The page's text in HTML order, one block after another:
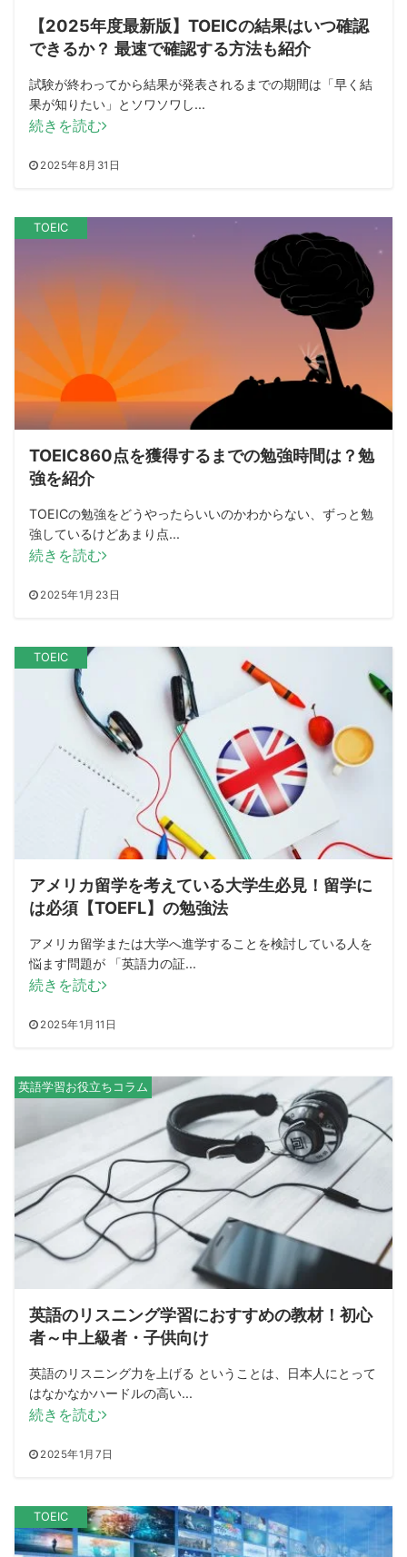
【2025年度最新版】TOEICの結果はいつ確認
できるか？ 最速で確認する方法も紹介
試験が終わってから結果が発表されるまでの期間は「早く結
果が知りたい」とソワソワし...
2025年8月31日
続きを読む
TOEIC
TOEIC860点を獲得するまでの勉強時間は？勉
強を紹介
TOEICの勉強をどうやったらいいのかわからない、ずっと勉
強しているけどあまり点...
2025年1月23日
続きを読む
TOEIC
アメリカ留学を考えている大学生必見！留学に
は必須【TOEFL】の勉強法
アメリカ留学または大学へ進学することを検討している人を
悩ます問題が 「英語力の証...
2025年1月11日
続きを読む
英語学習お役立ちコラム
英語のリスニング学習におすすめの教材！初心
者～中上級者・子供向け
英語のリスニング力を上げる ということは、日本人にとって
はなかなかハードルの高い...
2025年1月7日
続きを読む
TOEIC